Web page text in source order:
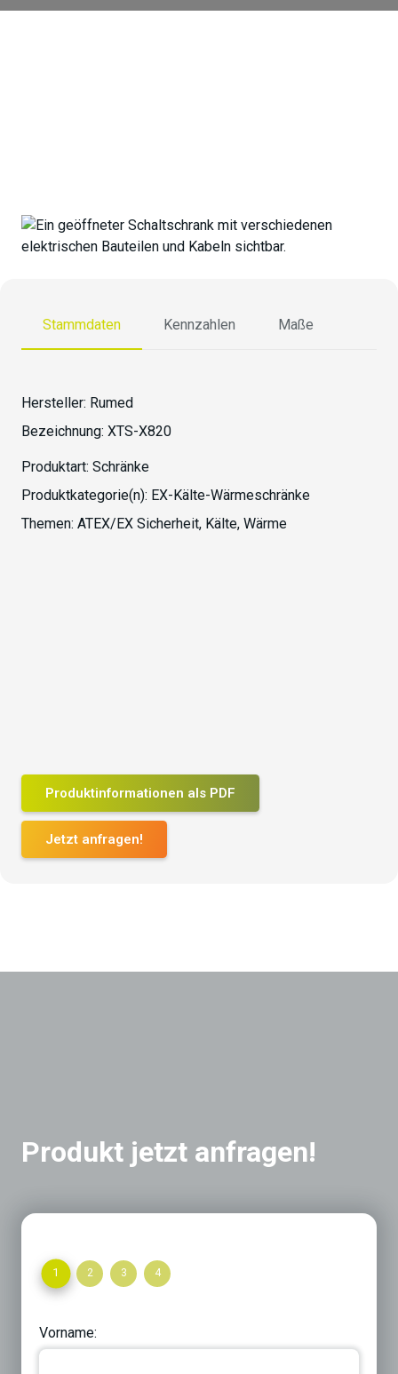
Stammdaten Kennzahlen Maße
Hersteller: Rumed
Bezeichnung: XTS-X820
Produktart: Schränke
Produktkategorie(n): EX-Kälte-Wärmeschränke
Themen: ATEX/EX Sicherheit, Kälte, Wärme
Produktinformationen als PDF
Jetzt anfragen!
Produkt jetzt anfragen!
1 2 3 4
Vorname: